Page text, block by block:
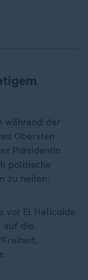
während der
Obersten
Präsidentin
politische
zu heilen.
vor El Helicoide
auf die